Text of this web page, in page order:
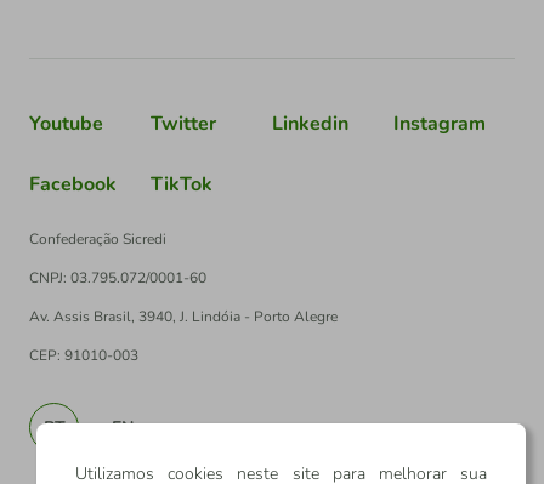
Youtube Twitter Linkedin Instagram
Facebook TikTok
Confederação Sicredi
CNPJ: 03.795.072/0001-60
Av. Assis Brasil, 3940, J. Lindóia - Porto Alegre
CEP: 91010-003
PT EN
Utilizamos cookies neste site para melhorar sua